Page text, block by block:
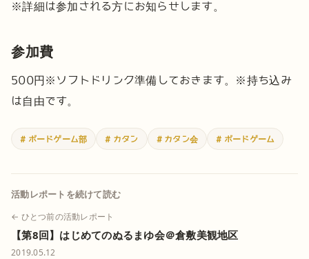
※詳細は参加される方にお知らせします。
参加費
500円 ※ソフトドリンク準備しておきます。 ※持ち込み
は自由です。
# ボードゲーム部 # カタン # カタン会 # ボードゲーム
活動レポートを続けて読む
← ひとつ前の活動レポート
【第8回】はじめてのぬるまゆ会＠倉敷美観地区
2019.05.12